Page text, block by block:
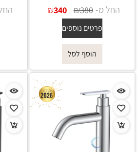
החל מ- ₪380
₪340
פרטים נוספים
הוסף לסל